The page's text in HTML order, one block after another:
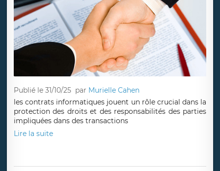
Publié le 31/10/25 par Murielle Cahen
les contrats informatiques jouent un rôle crucial dans la
protection des droits et des responsabilités des parties
impliquées dans des transactions
Lire la suite